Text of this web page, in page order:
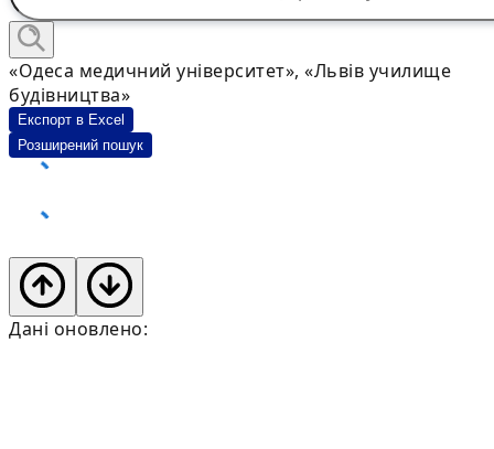
«Одеса медичний університет», «Львів училище
будівництва»
Експорт в Excel
Розширений пошук
Дані оновлено: